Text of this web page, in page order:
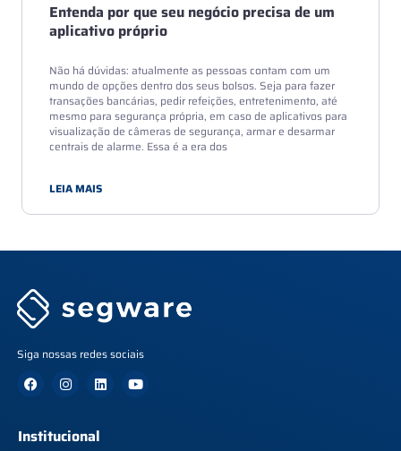
Entenda por que seu negócio precisa de um
aplicativo próprio
Não há dúvidas: atualmente as pessoas contam com um
mundo de opções dentro dos seus bolsos. Seja para fazer
transações bancárias, pedir refeições, entretenimento, até
mesmo para segurança própria, em caso de aplicativos para
visualização de câmeras de segurança, armar e desarmar
centrais de alarme. Essa é a era dos
LEIA MAIS
Siga nossas redes sociais
Institucional